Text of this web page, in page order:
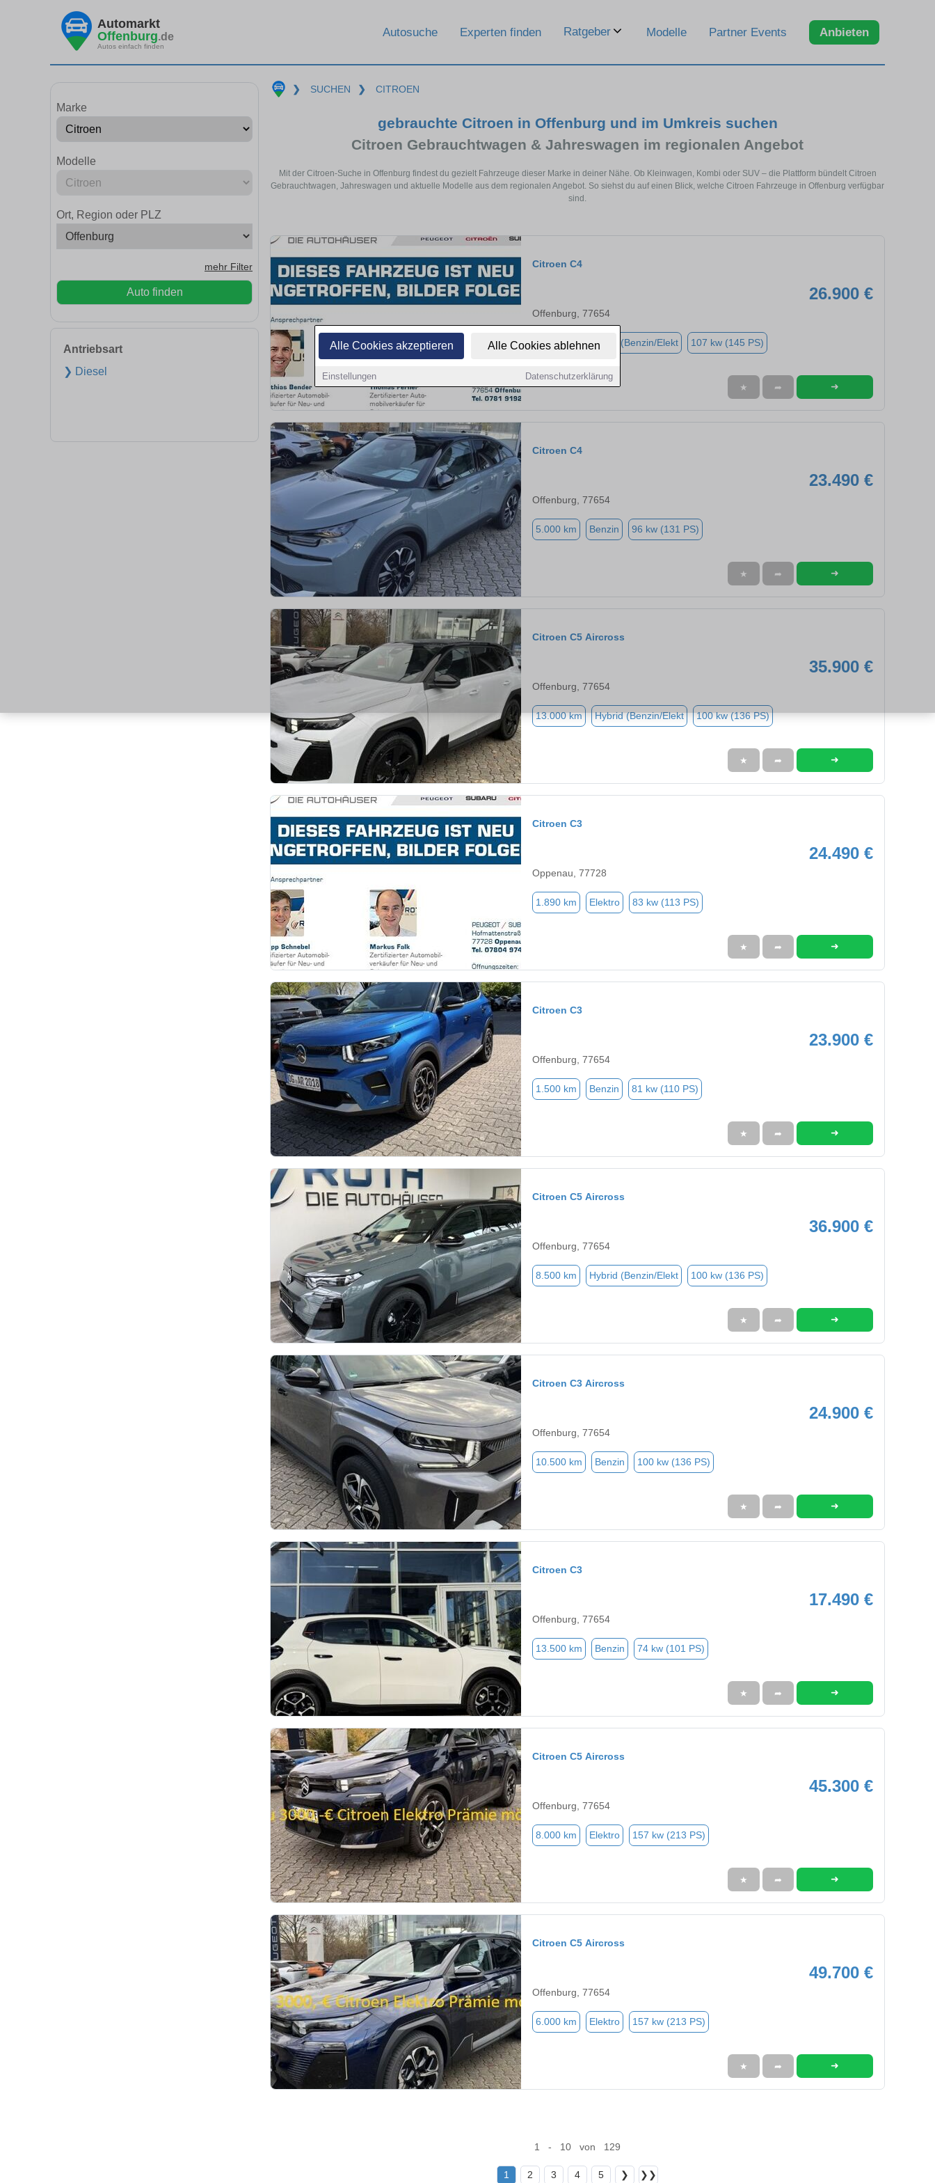
Alle Cookies akzeptieren Alle Cookies ablehnen
Einstellungen Datenschutzerklärung
Automarkt
Offenburg.de
Autos einfach finden
Autosuche Experten finden Ratgeber Modelle Partner Events Anbieten
Marke
Modelle
Ort, Region oder PLZ
mehr Filter
Auto finden
Antriebsart
❯ Diesel
❯ SUCHEN ❯ CITROEN
gebrauchte Citroen in Offenburg und im Umkreis suchen
Citroen Gebrauchtwagen & Jahreswagen im regionalen Angebot
Mit der Citroen-Suche in Offenburg findest du gezielt Fahrzeuge dieser Marke in deiner Nähe. Ob Kleinwagen, Kombi oder SUV – die Plattform bündelt Citroen
Gebrauchtwagen, Jahreswagen und aktuelle Modelle aus dem regionalen Angebot. So siehst du auf einen Blick, welche Citroen Fahrzeuge in Offenburg verfügbar
sind.
Citroen C4
26.900 €
Offenburg, 77654
1.500 km Hybrid (Benzin/Elekt 107 kw (145 PS)
★ ➦ ➜
Citroen C4
23.490 €
Offenburg, 77654
5.000 km Benzin 96 kw (131 PS)
★ ➦ ➜
Citroen C5 Aircross
35.900 €
Offenburg, 77654
13.000 km Hybrid (Benzin/Elekt 100 kw (136 PS)
★ ➦ ➜
Citroen C3
24.490 €
Oppenau, 77728
1.890 km Elektro 83 kw (113 PS)
★ ➦ ➜
Citroen C3
23.900 €
Offenburg, 77654
1.500 km Benzin 81 kw (110 PS)
★ ➦ ➜
Citroen C5 Aircross
36.900 €
Offenburg, 77654
8.500 km Hybrid (Benzin/Elekt 100 kw (136 PS)
★ ➦ ➜
Citroen C3 Aircross
24.900 €
Offenburg, 77654
10.500 km Benzin 100 kw (136 PS)
★ ➦ ➜
Citroen C3
17.490 €
Offenburg, 77654
13.500 km Benzin 74 kw (101 PS)
★ ➦ ➜
Citroen C5 Aircross
45.300 €
Offenburg, 77654
8.000 km Elektro 157 kw (213 PS)
★ ➦ ➜
Citroen C5 Aircross
49.700 €
Offenburg, 77654
6.000 km Elektro 157 kw (213 PS)
★ ➦ ➜
1 - 10 von 129
1 2 3 4 5 ❯ ❯❯